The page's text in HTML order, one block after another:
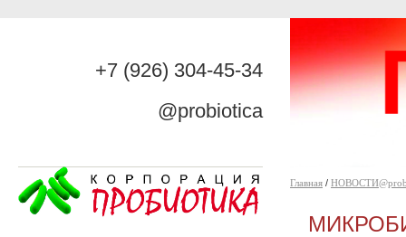
+7 (926) 304-45-34
@probiotica
Главная /